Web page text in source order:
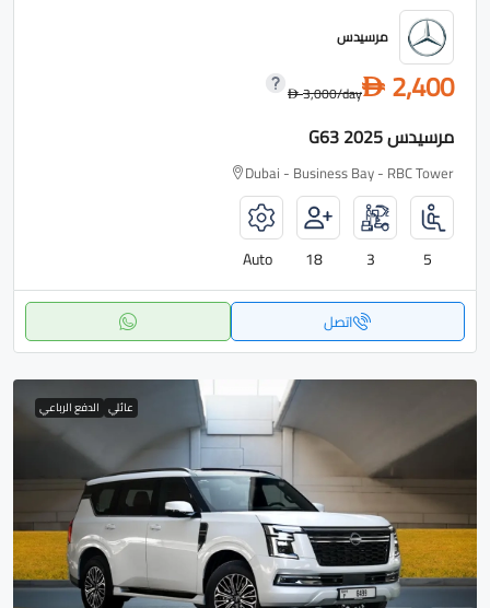
مرسيدس
D 2,400
D3,000/day
مرسيدس G63 2025
Dubai - Business Bay - RBC Tower
5
3
18
Auto
اتصل
عائلي الدفع الرباعي